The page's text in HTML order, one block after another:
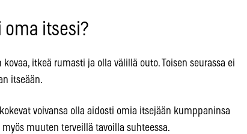
oma itsesi?
itkeä rumasti ja olla välillä outo. Toisen seurassa ei
itseään.
voivansa olla aidosti omia itsejään kumppaninsa
muuten terveillä tavoilla suhteessa.